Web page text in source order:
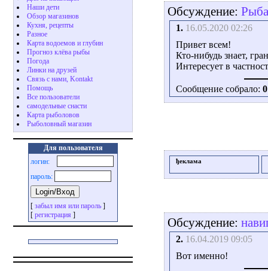
Наши дети
Обзор магазинов
Кухня, рецепты
Разное
Карта водоемов и глубин
Прогноз клёва рыбы
Погода
Линки на друзей
Связь с нами, Kontakt
Помощь
Все пользователи
самодельные снасти
Карта рыболовов
Рыболовный магазин
Для пользователя
логин:
пароль:
[ забыл имя или пароль ]
[ регистрация ]
Обсуждение:
1. 16.05.2020 02:26
Привет всем!
Кто-нибудь знает,
Интересует в
Сообщение собрало: 0
ђеклама
Обсуждение:
2. 16.04.2019 09:05
Вот именно!